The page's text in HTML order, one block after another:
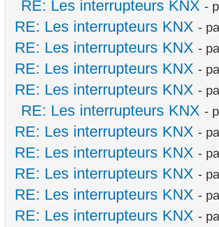
RE: Les interrupteurs KNX -
RE: Les interrupteurs KNX -
RE: Les interrupteurs KNX -
RE: Les interrupteurs KNX -
RE: Les interrupteurs KNX -
RE: Les interrupteurs KNX -
RE: Les interrupteurs KNX -
RE: Les interrupteurs KNX -
RE: Les interrupteurs KNX -
RE: Les interrupteurs KNX -
RE: Les interrupteurs KNX -